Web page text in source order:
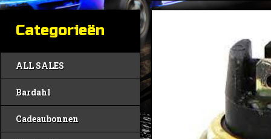
Categorieën
ALL SALES
Bardahl
Cadeaubonnen